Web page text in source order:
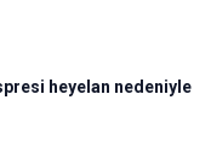
heyelan nedeniyle